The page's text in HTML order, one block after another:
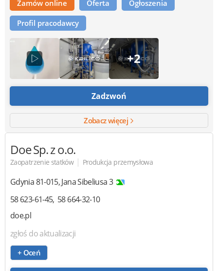
Zamów online Oferta Ogłoszenia
Profil pracodawcy
+2
Zadzwoń
Zobacz więcej
DoeSp. z o.o.
Zaopatrzenie statków | Produkcja przemysłowa
Gdynia81-015,Jana Sibeliusa 3
58 623-61-45 58 664-32-10
doe.pl
zgłoś do aktualizacji
+ Oceń